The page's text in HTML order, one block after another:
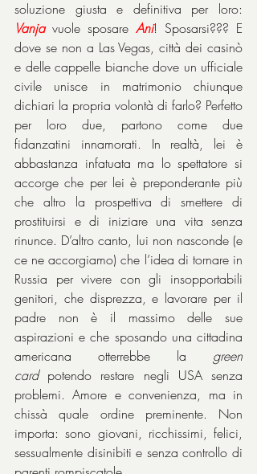
Vanja vuole sposare Ani! Sposarsi??? E
dove se non a Las Vegas, città dei casinò
e delle cappelle bianche dove un ufficiale
civile unisce in matrimonio chiunque
dichiari la propria volontà di farlo? Perfetto
per loro due, partono come due
fidanzatini innamorati. In realtà, lei è
abbastanza infatuata ma lo spettatore si
accorge che per lei è preponderante più
che altro la prospettiva di smettere di
prostituirsi e di iniziare una vita senza
rinunce. D’altro canto, lui non nasconde (e
ce ne accorgiamo) che l’idea di tornare in
Russia per vivere con gli insopportabili
genitori, che disprezza, e lavorare per il
padre non è il massimo delle sue
aspirazioni e che sposando una cittadina
americana otterrebbe la green
card potendo restare negli USA senza
problemi. Amore e convenienza, ma in
chissà quale ordine preminente. Non
importa: sono giovani, ricchissimi, felici,
sessualmente disinibiti e senza controllo di